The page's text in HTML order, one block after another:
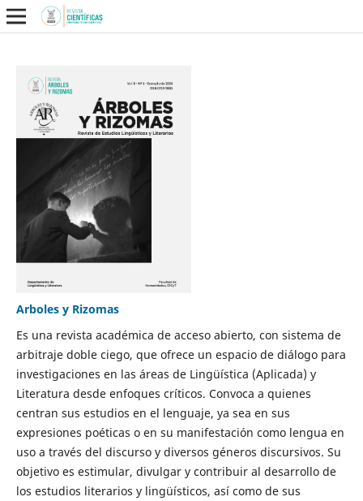
Arboles y Rizomas
Es una revista académica de acceso abierto, con sistema de
arbitraje doble ciego, que ofrece un espacio de diálogo para
investigaciones en las áreas de Lingüística (Aplicada) y
Literatura desde enfoques críticos. Convoca a quienes
centran sus estudios en el lenguaje, ya sea en sus
expresiones poéticas o en su manifestación como lengua en
uso a través del discurso y diversos géneros discursivos. Su
objetivo es estimular, divulgar y contribuir al desarrollo de
los estudios literarios y lingüísticos, así como de sus